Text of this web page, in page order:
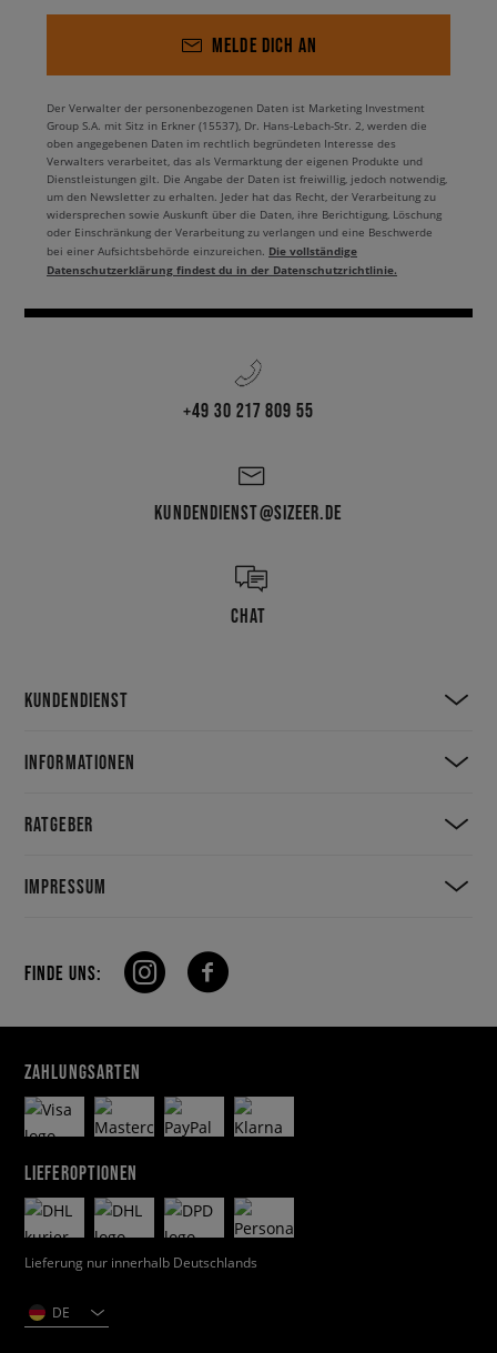
MELDE DICH AN
Der Verwalter der personenbezogenen Daten ist Marketing Investment
Group S.A. mit Sitz in Erkner (15537), Dr. Hans-Lebach-Str. 2, werden die
oben angegebenen Daten im rechtlich begründeten Interesse des
Verwalters verarbeitet, das als Vermarktung der eigenen Produkte und
Dienstleistungen gilt. Die Angabe der Daten ist freiwillig, jedoch notwendig,
um den Newsletter zu erhalten. Jeder hat das Recht, der Verarbeitung zu
widersprechen sowie Auskunft über die Daten, ihre Berichtigung, Löschung
oder Einschränkung der Verarbeitung zu verlangen und eine Beschwerde
bei einer Aufsichtsbehörde einzureichen. Die vollständige
Datenschutzerklärung findest du in der Datenschutzrichtlinie.
+49 30 217 809 55
KUNDENDIENST@SIZEER.DE
CHAT
KUNDENDIENST
INFORMATIONEN
RATGEBER
IMPRESSUM
FINDE UNS:
ZAHLUNGSARTEN
LIEFEROPTIONEN
Lieferung nur innerhalb Deutschlands
DE